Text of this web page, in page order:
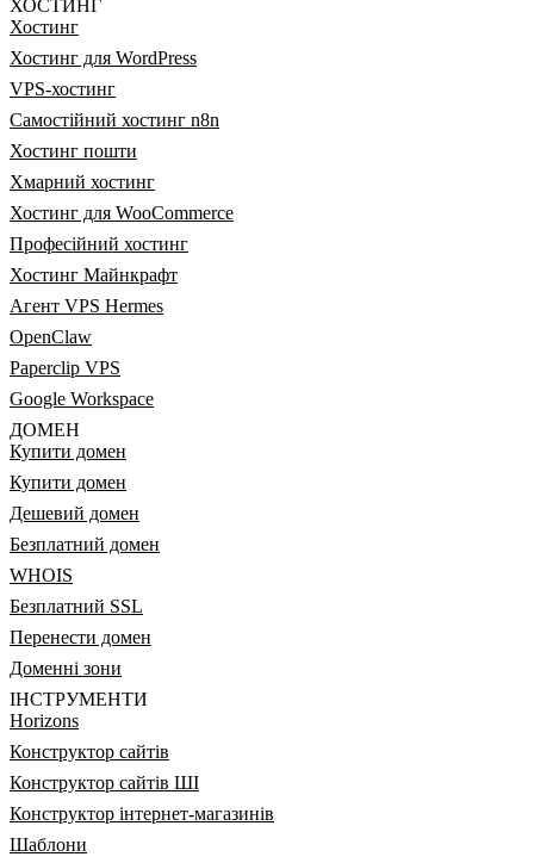
ХОСТИНГ
Хостинг
Хостинг для WordPress
VPS-хостинг
Самостійний хостинг n8n
Хостинг пошти
Хмарний хостинг
Хостинг для WooCommerce
Професійний хостинг
Хостинг Майнкрафт
Агент VPS Hermes
OpenClaw
Paperclip VPS
Google Workspace
ДОМЕН
Купити домен
Купити домен
Дешевий домен
Безплатний домен
WHOIS
Безплатний SSL
Перенести домен
Доменні зони
ІНСТРУМЕНТИ
Horizons
Конструктор сайтів
Конструктор сайтів ШІ
Конструктор інтернет-магазинів
Шаблони